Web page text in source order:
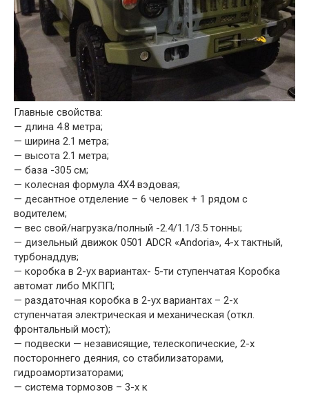
Главные свойства:
— длина 4.8 метра;
— ширина 2.1 метра;
— высота 2.1 метра;
— база -305 см;
— колесная формула 4Х4 вэдовая;
— десантное отделение – 6 человек + 1 рядом с
водителем;
— вес свой/нагрузка/полный -2.4/1.1/3.5 тонны;
— дизельный движок 0501 ADCR «Andoria», 4-х тактный,
турбонаддув;
— коробка в 2-ух вариантах- 5-ти ступенчатая Коробка
автомат либо МКПП;
— раздаточная коробка в 2-ух вариантах – 2-х
ступенчатая электрическая и механическая (откл.
фронтальный мост);
— подвески — независящие, телескопические, 2-х
постороннего деяния, со стабилизаторами,
гидроамортизаторами;
— система тормозов – 3-х к